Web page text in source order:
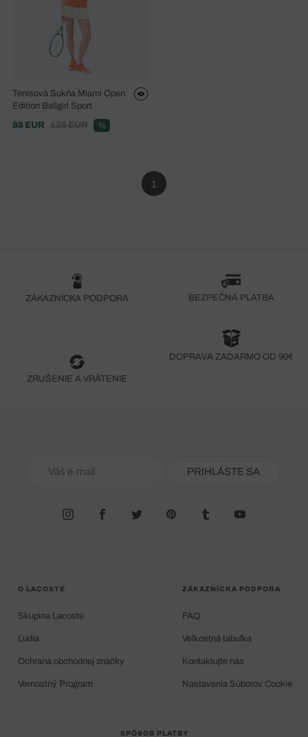
Tenisová Sukňa Miami Open
Edition Ballgirl Sport
88 EUR
125 EUR %
1
ZÁKAZNÍCKA PODPORA BEZPEČNÁ PLATBA
ZRUŠENIE A VRÁTENIE
DOPRAVA ZADARMO OD 90€
PRIHLÁSTE SA
O LACOSTE
Skupina Lacoste
Ľudia
Ochrana obchodnej značky
Vernostný Program
ZÁKAZNÍCKA PODPORA
FAQ
Veľkostná tabuľka
Kontaktujte nás
Nastavenia Súborov Cookie
SPÔSOB PLATBY